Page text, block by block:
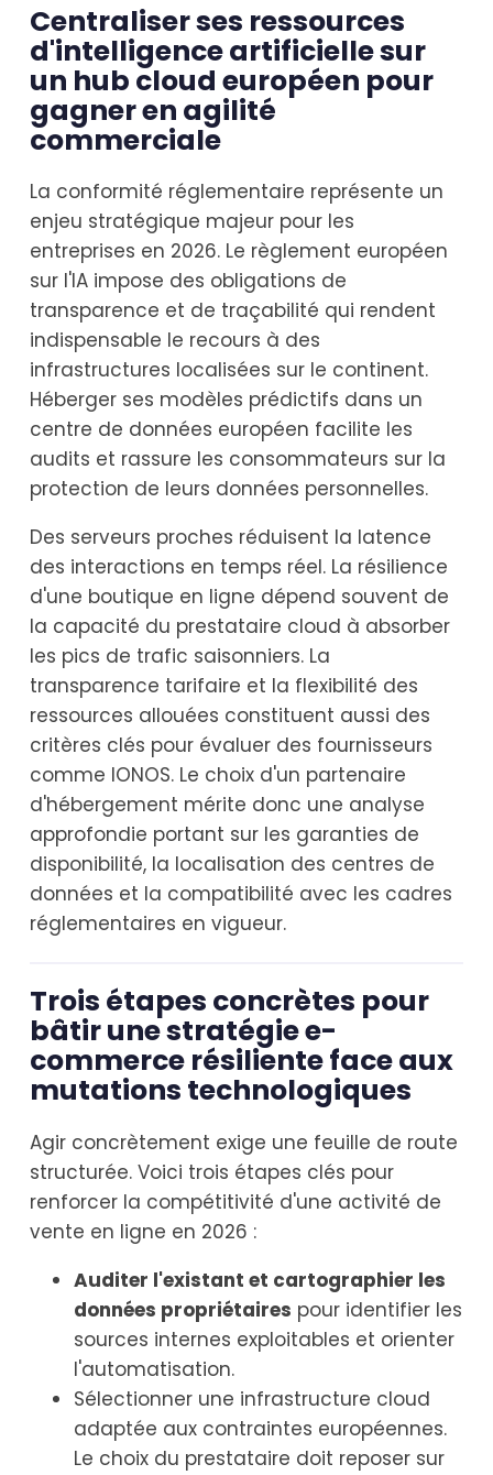
Centraliser ses ressources
d'intelligence artificielle sur
un hub cloud européen pour
gagner en agilité
commerciale
La conformité réglementaire représente un
enjeu stratégique majeur pour les
entreprises en 2026. Le règlement européen
sur l'IA impose des obligations de
transparence et de traçabilité qui rendent
indispensable le recours à des
infrastructures localisées sur le continent.
Héberger ses modèles prédictifs dans un
centre de données européen facilite les
audits et rassure les consommateurs sur la
protection de leurs données personnelles.
Des serveurs proches réduisent la latence
des interactions en temps réel. La résilience
d'une boutique en ligne dépend souvent de
la capacité du prestataire cloud à absorber
les pics de trafic saisonniers. La
transparence tarifaire et la flexibilité des
ressources allouées constituent aussi des
critères clés pour évaluer des fournisseurs
comme IONOS. Le choix d'un partenaire
d'hébergement mérite donc une analyse
approfondie portant sur les garanties de
disponibilité, la localisation des centres de
données et la compatibilité avec les cadres
réglementaires en vigueur.
Trois étapes concrètes pour
bâtir une stratégie e-
commerce résiliente face aux
mutations technologiques
Agir concrètement exige une feuille de route
structurée. Voici trois étapes clés pour
renforcer la compétitivité d'une activité de
vente en ligne en 2026 :
Auditer l'existant et cartographier les
données propriétaires pour identifier les
sources internes exploitables et orienter
l'automatisation.
Sélectionner une infrastructure cloud
adaptée aux contraintes européennes.
Le choix du prestataire doit reposer sur